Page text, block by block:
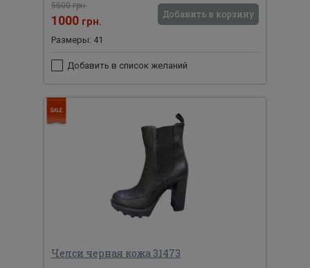
5500 грн.
1000 грн.
Добавить в корзину
Размеры: 41
Добавить в список желаний
Челси черная кожа 31473